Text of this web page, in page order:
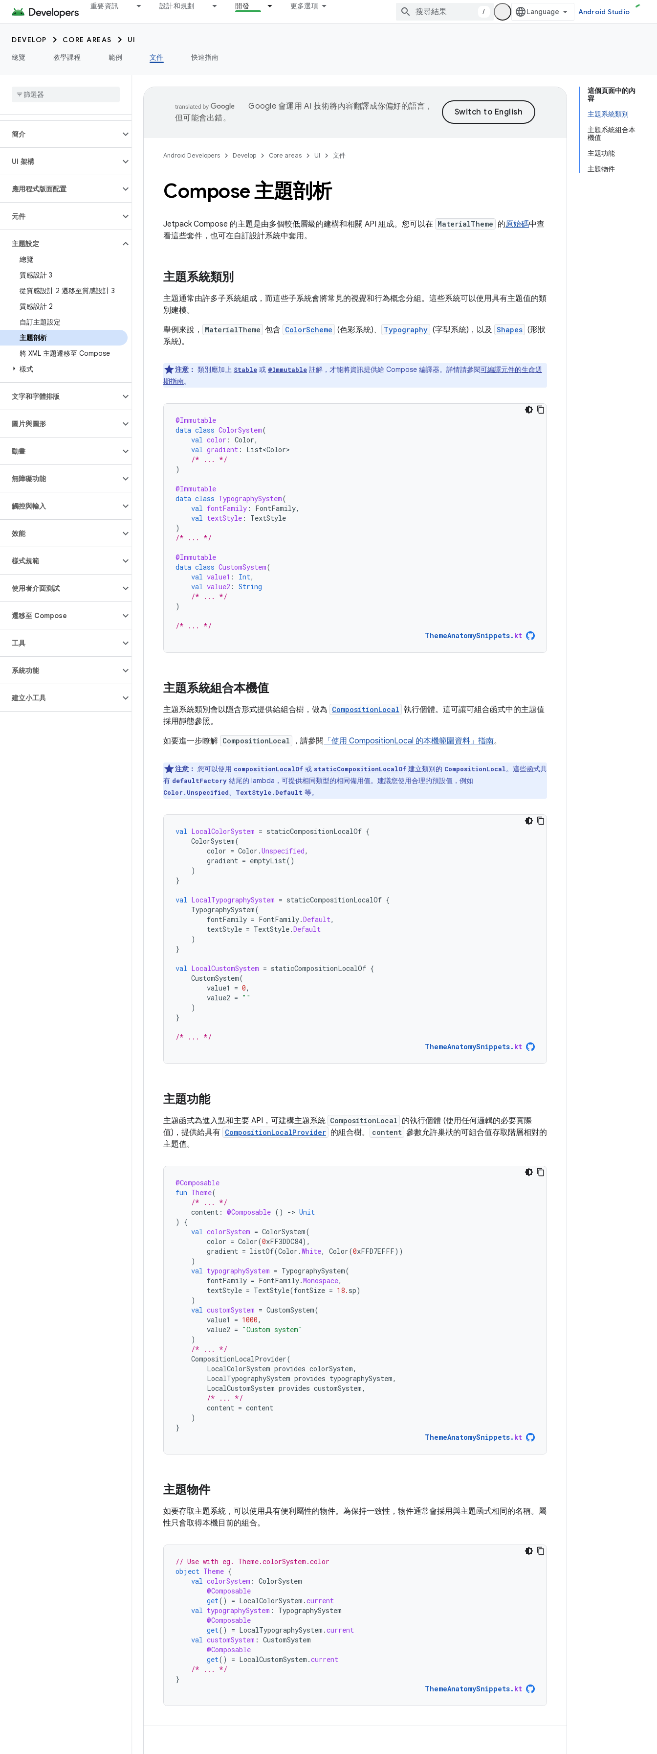
重要資訊 設計和規劃 開發 更多選項
/ Android Studio
DEVELOP CORE AREAS
UI
總覽
教學課程 範例 文件 快速指南
簡介
UI 架構
應用程式版面配置
元件
主題設定
總覽
質感設計 3
從質感設計 2 遷移至質感設計 3
質感設計 2
自訂主題設定
主題剖析
將 XML 主題遷移至 Compose
樣式
文字和字體排版
圖片與圖形
動畫
無障礙功能
觸控與輸入
效能
樣式規範
使用者介面測試
遷移至 Compose
工具
系統功能
建立小工具
這個頁面中的內
容
主題系統類別
主題系統組合本
機值
主題功能
主題物件
Google 會運用 AI 技術將內容翻譯成你偏好的語言，
但可能會出錯。
Android Developers Develop Core areas UI 文件
Compose 主題剖析
Jetpack Compose 的主題是由多個較低層級的建構和相關 API 組成。您可以在 MaterialTheme 的原始碼中查
看這些套件，也可在自訂設計系統中套用。
主題系統類別
主題通常由許多子系統組成，而這些子系統會將常見的視覺和行為概念分組。這些系統可以使用具有主題值的類
別建模。
舉例來說，
MaterialTheme 包含 ColorScheme (色彩系統)、 Typography (字型系統)，以及 Shapes (形狀
系統)。
注意： 類別應加上 Stable 或 @Immutable 註解，才能將資訊提供給 Compose 編譯器。詳情請參閱可編譯元件的生命週
期指南。
@Immutable
data class ColorSystem(
val color : Color,
val gradient :
List<Color>
/* ... */
)
@Immutable
data class TypographySystem(
val fontFamily : FontFamily,
val textStyle :
TextStyle
)
/* ... */
@Immutable
data class CustomSystem(
val value1 : Int,
val value2 : String
/* ... */
)
/* ... */
ThemeAnatomySnippets. kt
主題系統組合本機值
主題系統類別會以隱含形式提供給組合樹，做為 CompositionLocal 執行個體。這可讓可組合函式中的主題值
採用靜態參照。
如要進一步瞭解 CompositionLocal ，請參閱 「使用 CompositionLocal 的本機範圍資料」指南。
注意： 您可以使用 compositionLocalOf 或 staticCompositionLocalOf 建立類別的 CompositionLocal。這些函式具
有 defaultFactory 結尾的 lambda，可提供相同類型的相同備用值。建議您使用合理的預設值，例如
Color.Unspecified、 TextStyle.Default 等。
val LocalColorSystem = staticCompositionLocalOf {
ColorSystem(
color = Color .Unspecified,
gradient = emptyList()
)
}
val LocalTypographySystem = staticCompositionLocalOf {
TypographySystem(
fontFamily = FontFamily.Default,
textStyle = TextStyle.Default
)
}
val LocalCustomSystem = staticCompositionLocalOf {
CustomSystem(
value1
= 0,
value2 = ""
)
}
/* ... */
ThemeAnatomySnippets. kt
主題功能
主題函式為進入點和主要 API，可建構主題系統 CompositionLocal 的執行個體 (使用任何邏輯的必要實際
值)，提供給具有 CompositionLocalProvider 的組合樹。 content 參數允許巢狀的可組合值存取階層相對的
主題值。
@Composable
fun Theme(
/* ... */
content : @Composable () -> Unit
)
{
val colorSystem = ColorSystem(
color = Color(0xFF3DDC84),
gradient = listOf(Color .White, Color(0xFFD7EFFF))
)
val typographySystem = TypographySystem(
fontFamily = FontFamily.Monospace,
textStyle = TextStyle(fontSize = 18. sp)
)
val customSystem = CustomSystem(
value1
= 1000,
value2 = "Custom system"
)
/* ... */
CompositionLocalProvider(
LocalColorSystem provides colorSystem,
LocalTypographySystem provides typographySystem,
LocalCustomSystem provides customSystem,
/* ... */
content = content
)
}
ThemeAnatomySnippets. kt
主題物件
如要存取主題系統，可以使用具有便利屬性的物件。為保持一致性，物件通常會採用與主題函式相同的名稱。屬
性只會取得本機目前的組合。
// Use with eg. Theme.colorSystem.color
object Theme {
val colorSystem : ColorSystem
@Composable
get() = LocalColorSystem .current
val typographySystem :
TypographySystem
@Composable
get() = LocalTypographySystem .current
val customSystem : CustomSystem
@Composable
get() = LocalCustomSystem .current
/* ... */
}
ThemeAnatomySnippets. kt